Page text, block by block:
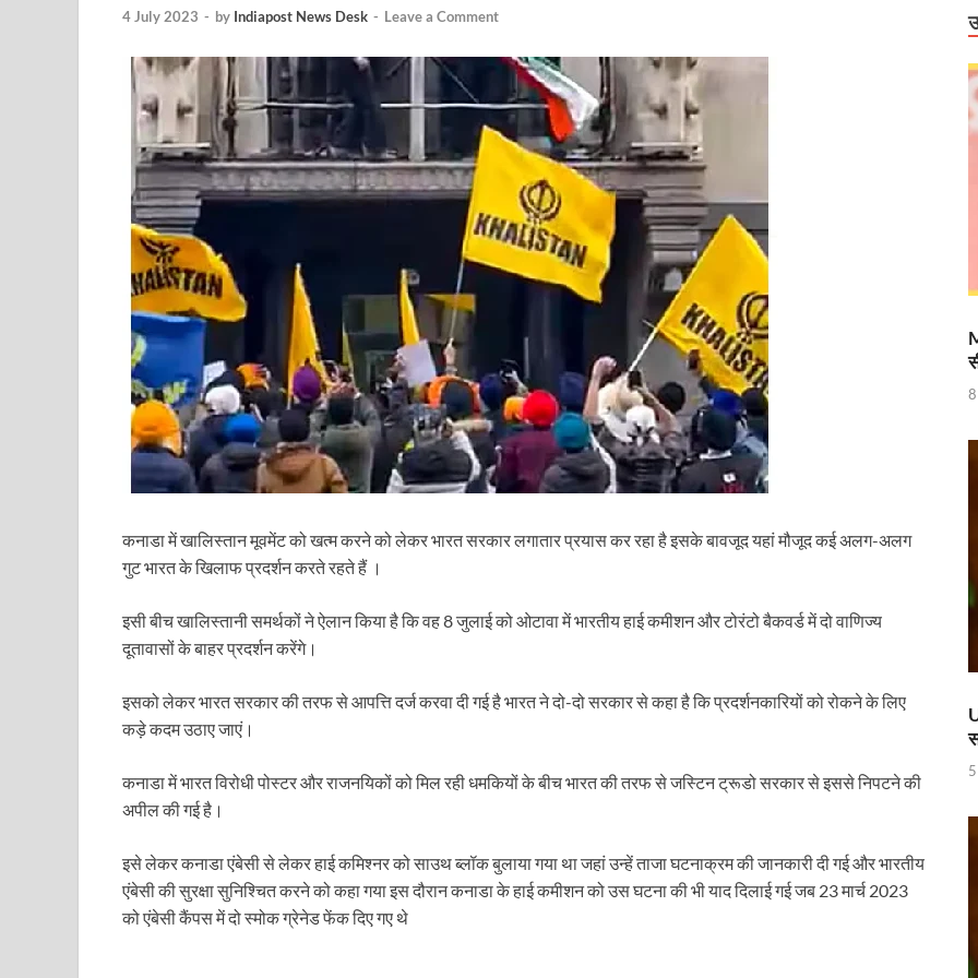
EV Charging Station: यूपी में 238 नए पब्लिक ईवी चार्जिंग स्टेशन और 714 चार्जर लगाने के प्रयास तेज
Pateshwari Drvi: मुख्यमंत्री योगी आदित्यनाथ ने किए मां पाटेश्वरी के दर्शन
Uttarakhand Female Boxer: मुख्यमंत्री धामी से मिलीं अंतरराष्ट्रीय स्तर पर पदक जीतने वाली उत्तराखंड की महिला मुक्केबाज, मुख्यमंत्री ने किया
UP Kanwar Yatra: कांवड़ यात्रा से पहले सभी धार्मिक स्थलों पर होंगे विद्युत सुरक्षा के विशेष इंतजाम
Bharat Tex 2026: टेक्सटाइल निवेश के प्रमुख गंतव्य के रूप में उभरा उत्तर प्रदेश
Shri Ram Mandir: श्रीराम मंदिर चढ़ावा चोरी के आरोपियों को वीआईपी सुविधा मिलने की खबरों का जेल प्रशासन ने किया खंडन
CM Yogi Barabanki Visit: मुख्यमंत्री योगी आदित्यनाथ सोमवार को बाराबंकी दौरे पर रहेंगे, विकास परियोजनाओं की देंगे सौगात
The Kshitij Show: द क्षितिज शो में पहुंचे जुयाल और निहारिका NM
Lok Sanvardhan Parva: देहरादून में मुख्यमंत्री पुष्कर सिंह धामी एवं केंद्रीय मंत्री किरेन रिजिजू ने किया छठे ‘लोक संवर्धन पर्व’ का शुभारंभ
West Bengal Rajya Sabha By-Election: चुनाव आयोग ने पश्चिम बंगाल की 3 राज्यसभा सीट पर उपचुनाव का किया ऐलान
Shri Kashi Vishwanath Mandir: उत्तरकाशी में CM पुष्कर सिंह धामी के CM के रूप में 5 वर्ष पूर्ण होने पर श्री काशी विश्वनाथ मंदिर में विशेष पूजा-अर्चना
Dr.Teejan Bai: विश्वविख्यात पंडवानी गायिका, पद्म विभूषण डॉ. तीजन बाई के निधन
Khatipura Mega Coach Care Terminal: खातीपुरा में 205 करोड़ की लागत से बना हाईटेक टर्मिनल, अब ऐसे होगा कोचो का मेंटेनेंस
Sundarpura Railway Station: खाटू श्याम जी के भक्तो को रेलवे ने दिया बड़ा गिफ़्ट
Jan-Jan Ki Sarkar Abhiyan: 4 जुलाई से फिर शुरु होगा ‘जन जन की सरकार-जन जन के द्वार’ कार्यकम
Chhattisgarh UCC: छत्तीसगढ़ में UCC का खाका तैयार करेगी देसाई समिति, लागू करने की प्रक्रिया शुरू
9New Sectoral Policy: 9 नई सेक्टोरल पॉलिसी, एक स्मार्ट निवेश सुविधा पोर्टल को भी मुख्यमंत्री नायब सिंह सैनी ने किया लॉन्च
New haryana Industrial Policy: मुख्यमंत्री नायब सिंह सैनी की अध्यक्षता में उद्योगपतियों के साथ उच्च स्तरीय बैठक
Baster’s New Picture: बस्तर की नई तस्वीर: मैदान में बच्चों संग दिखे Sachin Tendulkar
4 July 2023 - by Indiapost News Desk - Leave a Comment
कनाडा में खालिस्तान मूवमेंट को खत्म करने को लेकर भारत सरकार लगातार प्रयास कर रहा है इसके बावजूद यहां मौजूद कई अलग-अलग
गुट भारत के खिलाफ प्रदर्शन करते रहते हैं ।
इसी बीच खालिस्तानी समर्थकों ने ऐलान किया है कि वह 8 जुलाई को ओटावा में भारतीय हाई कमीशन और टोरंटो बैकवर्ड में दो वाणिज्य
दूतावासों के बाहर प्रदर्शन करेंगे।
इसको लेकर भारत सरकार की तरफ से आपत्ति दर्ज करवा दी गई है भारत ने दो-दो सरकार से कहा है कि प्रदर्शनकारियों को रोकने के लिए
कड़े कदम उठाए जाएं।
कनाडा में भारत विरोधी पोस्टर और राजनयिकों को मिल रही धमकियों के बीच भारत की तरफ से जस्टिन ट्रूडो सरकार से इससे निपटने की
अपील की गई है।
इसे लेकर कनाडा एंबेसी से लेकर हाई कमिश्नर को साउथ ब्लॉक बुलाया गया था जहां उन्हें ताजा घटनाक्रम की जानकारी दी गई और भारतीय
एंबेसी की सुरक्षा सुनिश्चित करने को कहा गया इस दौरान कनाडा के हाई कमीशन को उस घटना की भी याद दिलाई गई जब 23 मार्च 2023
को एंबेसी कैंपस में दो स्मोक ग्रेनेड फेंक दिए गए थे